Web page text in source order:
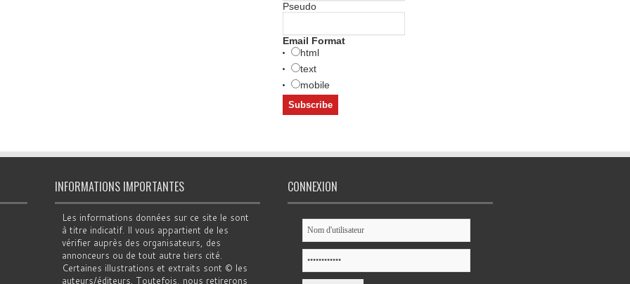
Pseudo
Email Format
html
text
mobile
INFORMATIONS IMPORTANTES
Les informations données sur ce site le sont
à titre indicatif. Il vous appartient de les
vérifier auprès des organisateurs, des
annonceurs ou de tout autre tiers cité.
Certaines illustrations et extraits sont © les
auteurs/éditeurs. Toutefois, nous retirerons
CONNEXION